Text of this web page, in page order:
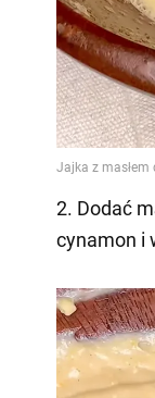
2. Dodać
cynamon i